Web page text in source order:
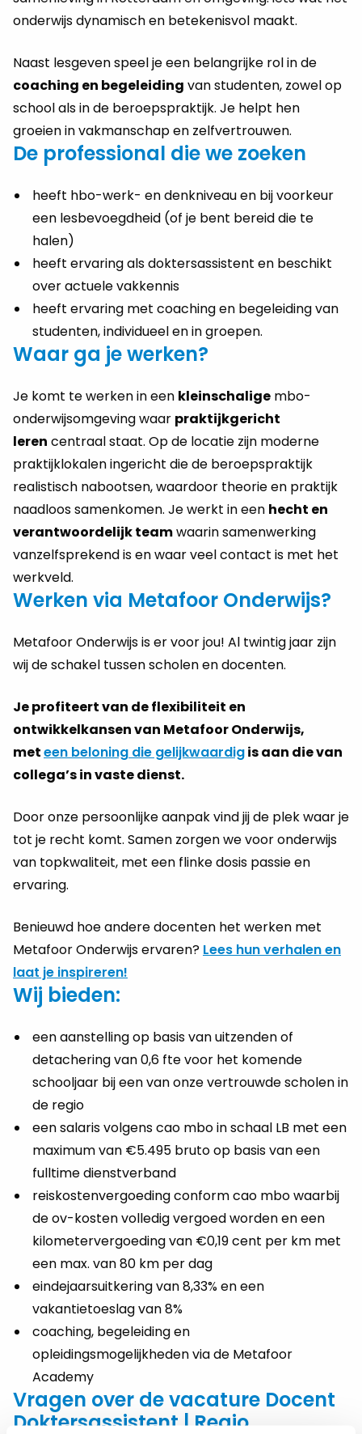
onderwijs dynamisch en betekenisvol maakt.
Naast lesgeven speel je een belangrijke rol in de
coaching en begeleiding van studenten, zowel op
school als in de beroepspraktijk. Je helpt hen
groeien in vakmanschap en zelfvertrouwen.
De professional die we zoeken
heeft hbo-werk- en denkniveau en bij voorkeur
een lesbevoegdheid (of je bent bereid die te
halen)
heeft ervaring als doktersassistent en beschikt
over actuele vakkennis
heeft ervaring met coaching en begeleiding van
studenten, individueel en in groepen.
Waar ga je werken?
Je komt te werken in een kleinschalige mbo-
onderwijsomgeving waar praktijkgericht
leren centraal staat. Op de locatie zijn moderne
praktijklokalen ingericht die de beroepspraktijk
realistisch nabootsen, waardoor theorie en praktijk
naadloos samenkomen. Je werkt in een hecht en
verantwoordelijk teamwaarin samenwerking
vanzelfsprekend is en waar veel contact is met het
werkveld.
Werken via Metafoor Onderwijs?
Metafoor Onderwijs is er voor jou! Al twintig jaar zijn
wij de schakel tussen scholen en docenten.
Je profiteert van de flexibiliteit en
ontwikkelkansen van Metafoor Onderwijs,
meteen beloning die gelijkwaardigis aan die van
collega’s in vaste dienst.
Door onze persoonlijke aanpak vind jij de plek waar je
tot je recht komt. Samen zorgen we voor onderwijs
van topkwaliteit, met een flinke dosis passie en
ervaring.
Benieuwd hoe andere docenten het werken met
Metafoor Onderwijs ervaren? Lees hun verhalen en
laat je inspireren!
Wij bieden:
een aanstelling op basis van uitzenden of
detachering van 0,6 fte voor het komende
schooljaar bij een van onze vertrouwde scholen in
de regio
een salaris volgens cao mbo in schaal LB met een
maximum van €5.495 bruto op basis van een
fulltime dienstverband
reiskostenvergoeding conform cao mbo waarbij
de ov-kosten volledig vergoed worden en een
kilometervergoeding van €0,19 cent per km met
een max. van 80 km per dag
eindejaarsuitkering van 8,33% en een
vakantietoeslag van 8%
coaching, begeleiding en
opleidingsmogelijkheden via de Metafoor
Academy
Vragen over de vacature Docent
Doktersassistent | Regio